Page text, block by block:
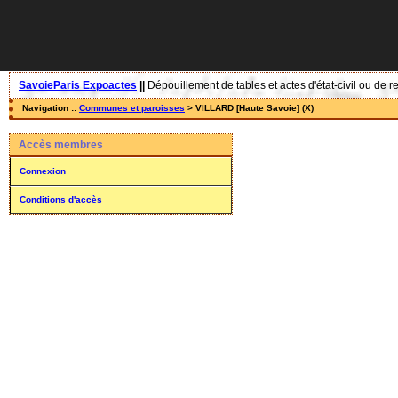
SavoieParis Expoactes Dépouillement de tables et actes d'état-civil ou de
Navigation :: Communes et paroisses > VILLARD [Haute Savoie] (X)
Accès membres
Connexion
Conditions d'accès